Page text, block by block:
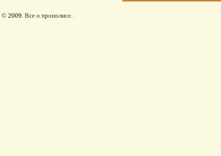
© 2009. Все о прополисе.